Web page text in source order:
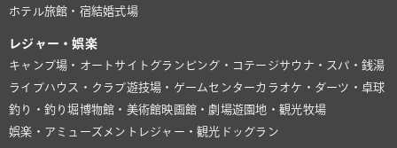
ホテル旅館・宿結婚式場
レジャー・娯楽
キャンプ場・オートサイト グランピング・コテージサウナ・スパ・銭湯
ライブハウス・クラブ遊技場・ゲームセンターカラオケ・ダーツ・卓球
釣り・釣り堀博物館・美術館映画館・劇場遊園地・観光牧場
娯楽・アミューズメント レジャー・観光 ドッグラン